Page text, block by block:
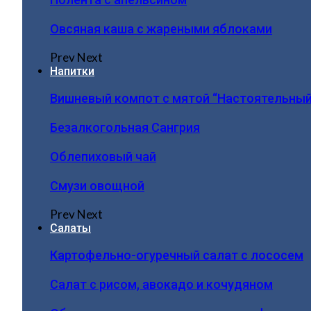
Овсяная каша с жареными яблоками
PrevNext
Напитки
Вишневый компот с мятой
Безалкогольная Сангрия
Облепиховый чай
Смузи овощной
PrevNext
Салаты
Картофельно-огуречный салат с лососем
Салат с рисом, авокадо и кочудяном